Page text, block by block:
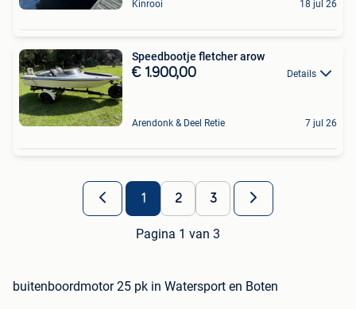
Kinrooi 18 jul 26
Speedbootje fletcher arow
€ 1.900,00 Details
Arendonk & Deel Retie 7 jul 26
1 2 3
Pagina 1 van 3
buitenboordmotor 25 pk in Watersport en Boten